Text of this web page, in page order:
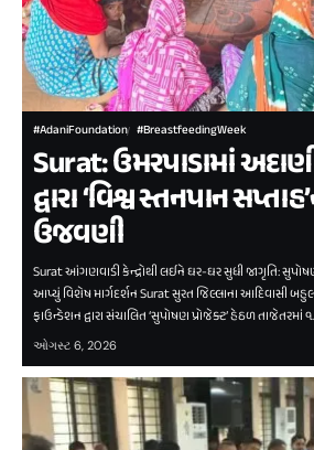
#AdaniFoundation #BreastfeedingWeek
Surat: ઉમરપાડામાં
દ્વારા ‘વિશ્વ સ્તનપાન
ઉજવણી
Surat આંગણવાડી કેન્દ્રોથી લઈને ઘર-ઘર સુધી જાગૃતિ:
આપ્યું વિશેષ માર્ગદર્શન Surat સુરત જિલ્લાના આદિવાસી
ફાઉન્ડેશન દ્વારા સંચાલિત ‘સુપોષણ પ્રોજેક્ટ’ હેઠળ તાજેતરમાં
ઓગસ્ટ 6, 2026